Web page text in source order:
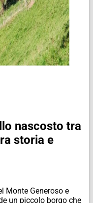
nascosto tra
storia e
Monte Generoso e
un piccolo borgo che